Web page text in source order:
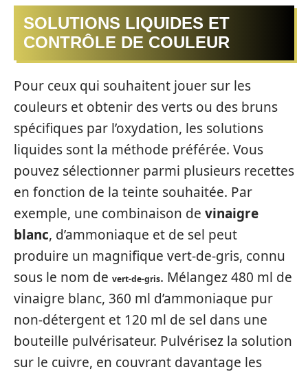
SOLUTIONS LIQUIDES ET
CONTRÔLE DE COULEUR
Pour ceux qui souhaitent jouer sur les
couleurs et obtenir des verts ou des bruns
spécifiques par l’oxydation, les solutions
liquides sont la méthode préférée. Vous
pouvez sélectionner parmi plusieurs recettes
en fonction de la teinte souhaitée. Par
exemple, une combinaison de vinaigre
blanc, d’ammoniaque et de sel peut
produire un magnifique vert-de-gris, connu
sous le nom de vert-de-gris. Mélangez 480 ml de
vinaigre blanc, 360 ml d’ammoniaque pur
non-détergent et 120 ml de sel dans une
bouteille pulvérisateur. Pulvérisez la solution
sur le cuivre, en couvrant davantage les